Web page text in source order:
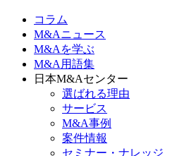
コラム
M&Aニュース
M&Aを学ぶ
M&A用語集
日本M&Aセンター
選ばれる理由
サービス
M&A事例
案件情報
セミナー・ナレッジ